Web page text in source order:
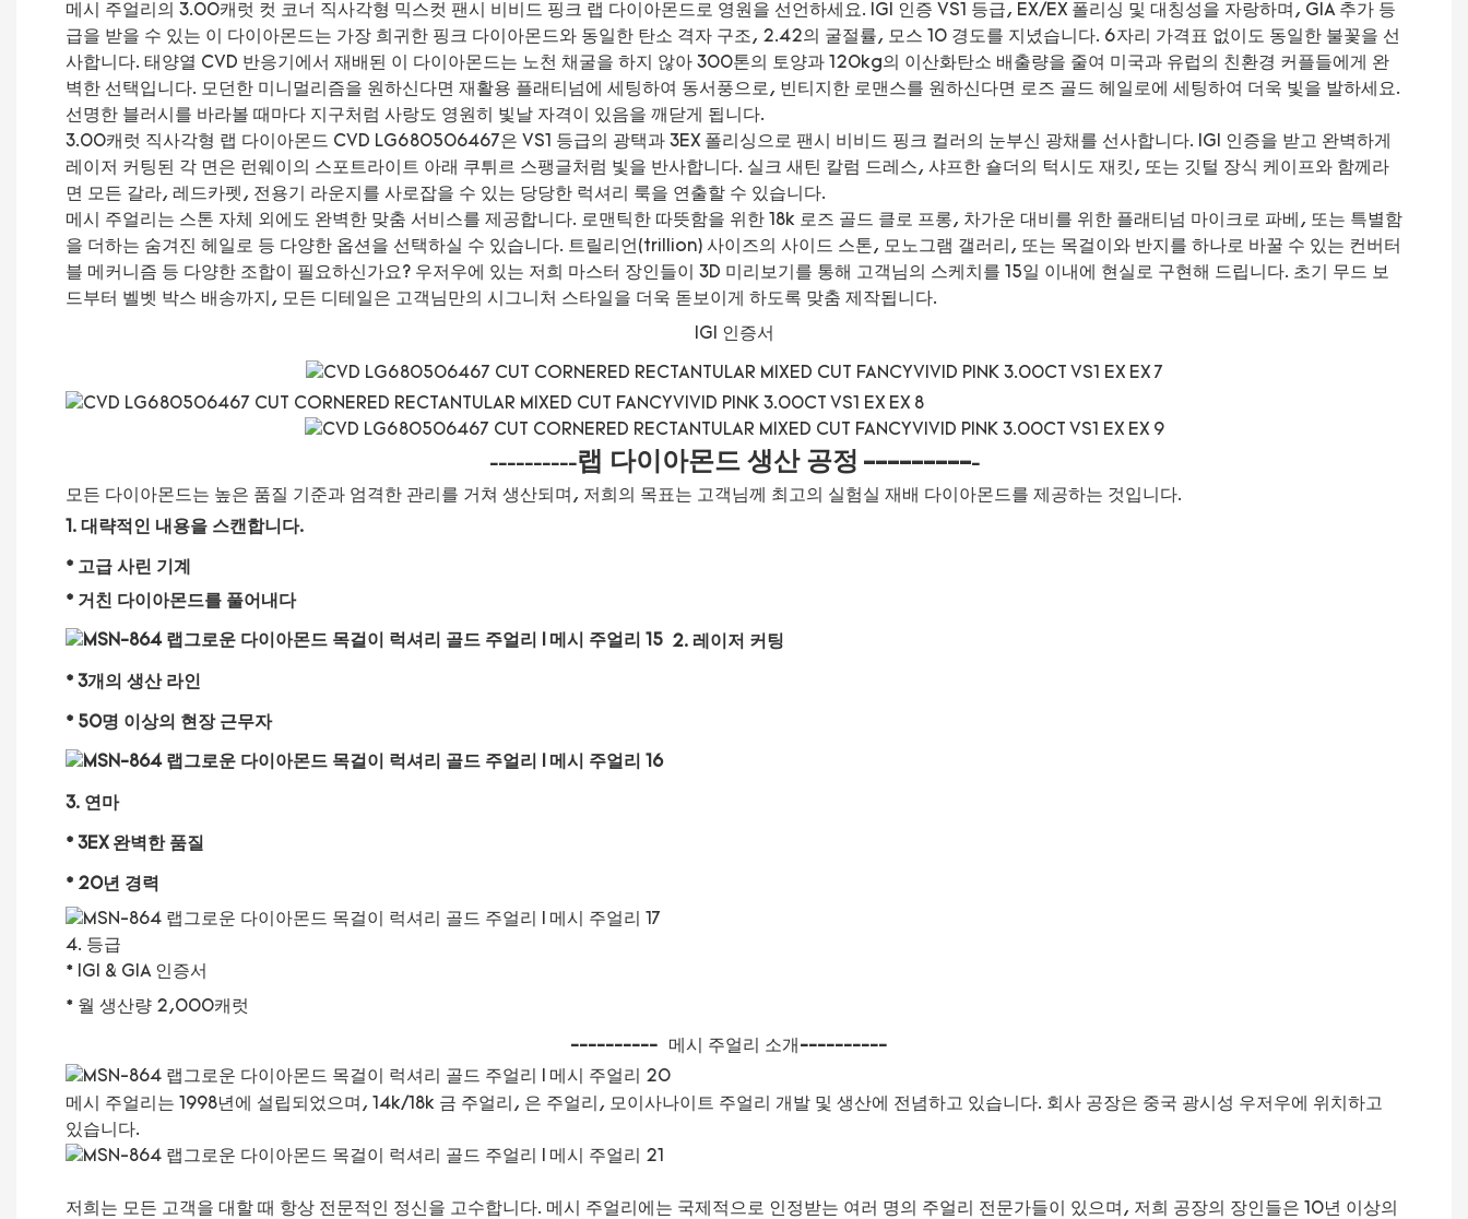
메시 주얼리의 3.00캐럿 컷 코너 직사각형 믹스컷 팬시 비비드 핑크 랩 다이아몬드로 영원을 선언하세요. IGI 인증 VS1 등급, EX/EX 폴리싱 및 대칭성을 자랑하며, GIA 추가 등
급을 받을 수 있는 이 다이아몬드는 가장 희귀한 핑크 다이아몬드와 동일한 탄소 격자 구조, 2.42의 굴절률, 모스 10 경도를 지녔습니다. 6자리 가격표 없이도 동일한 불꽃을 선
사합니다. 태양열 CVD 반응기에서 재배된 이 다이아몬드는 노천 채굴을 하지 않아 300톤의 토양과 120kg의 이산화탄소 배출량을 줄여 미국과 유럽의 친환경 커플들에게 완
벽한 선택입니다. 모던한 미니멀리즘을 원하신다면 재활용 플래티넘에 세팅하여 동서풍으로, 빈티지한 로맨스를 원하신다면 로즈 골드 헤일로에 세팅하여 더욱 빛을 발하세요.
선명한 블러시를 바라볼 때마다 지구처럼 사랑도 영원히 빛날 자격이 있음을 깨닫게 됩니다.
3.00캐럿 직사각형 랩 다이아몬드 CVD LG680506467은 VS1 등급의 광택과 3EX 폴리싱으로 팬시 비비드 핑크 컬러의 눈부신 광채를 선사합니다. IGI 인증을 받고 완벽하게
레이저 커팅된 각 면은 런웨이의 스포트라이트 아래 쿠튀르 스팽글처럼 빛을 반사합니다. 실크 새틴 칼럼 드레스, 샤프한 숄더의 턱시도 재킷, 또는 깃털 장식 케이프와 함께라
면 모든 갈라, 레드카펫, 전용기 라운지를 사로잡을 수 있는 당당한 럭셔리 룩을 연출할 수 있습니다.
메시 주얼리는 스톤 자체 외에도 완벽한 맞춤 서비스를 제공합니다. 로맨틱한 따뜻함을 위한 18k 로즈 골드 클로 프롱, 차가운 대비를 위한 플래티넘 마이크로 파베, 또는 특별함
을 더하는 숨겨진 헤일로 등 다양한 옵션을 선택하실 수 있습니다. 트릴리언(trillion) 사이즈의 사이드 스톤, 모노그램 갤러리, 또는 목걸이와 반지를 하나로 바꿀 수 있는 컨버터
블 메커니즘 등 다양한 조합이 필요하신가요? 우저우에 있는 저희 마스터 장인들이 3D 미리보기를 통해 고객님의 스케치를 15일 이내에 현실로 구현해 드립니다. 초기 무드 보
드부터 벨벳 박스 배송까지, 모든 디테일은 고객님만의 시그니처 스타일을 더욱 돋보이게 하도록 맞춤 제작됩니다.
IGI 인증서
----------랩 다이아몬드 생산 공정 ----------
모든 다이아몬드는 높은 품질 기준과 엄격한 관리를 거쳐 생산되며, 저희의 목표는 고객님께 최고의 실험실 재배 다이아몬드를 제공하는 것입니다.
1. 대략적인 내용을 스캔합니다.
* 고급 사린 기계
* 거친 다이아몬드를 풀어내다
2. 레이저 커팅
* 3개의 생산 라인
* 50명 이상의 현장 근무자
3. 연마
* 3EX 완벽한 품질
* 20년 경력
4. 등급
* IGI & GIA 인증서
* 월 생산량 2,000캐럿
---------- 메시 주얼리 소개 ----------
메시 주얼리는 1998년에 설립되었으며, 14k/18k 금 주얼리, 은 주얼리, 모이사나이트 주얼리 개발 및 생산에 전념하고 있습니다. 회사 공장은 중국 광시성 우저우에 위치하고
있습니다.
저희는 모든 고객을 대할 때 항상 전문적인 정신을 고수합니다. 메시 주얼리에는 국제적으로 인정받는 여러 명의 주얼리 전문가들이 있으며, 저희 공장의 장인들은 10년 이상의